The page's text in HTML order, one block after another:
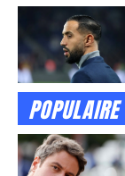
POPULAIRE